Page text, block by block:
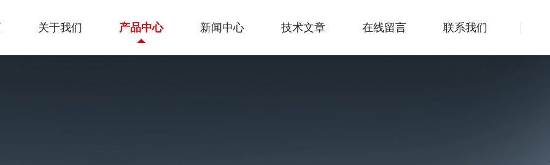
关于我们 产品中心 新闻中心 技术文章 在线留言 联系我们